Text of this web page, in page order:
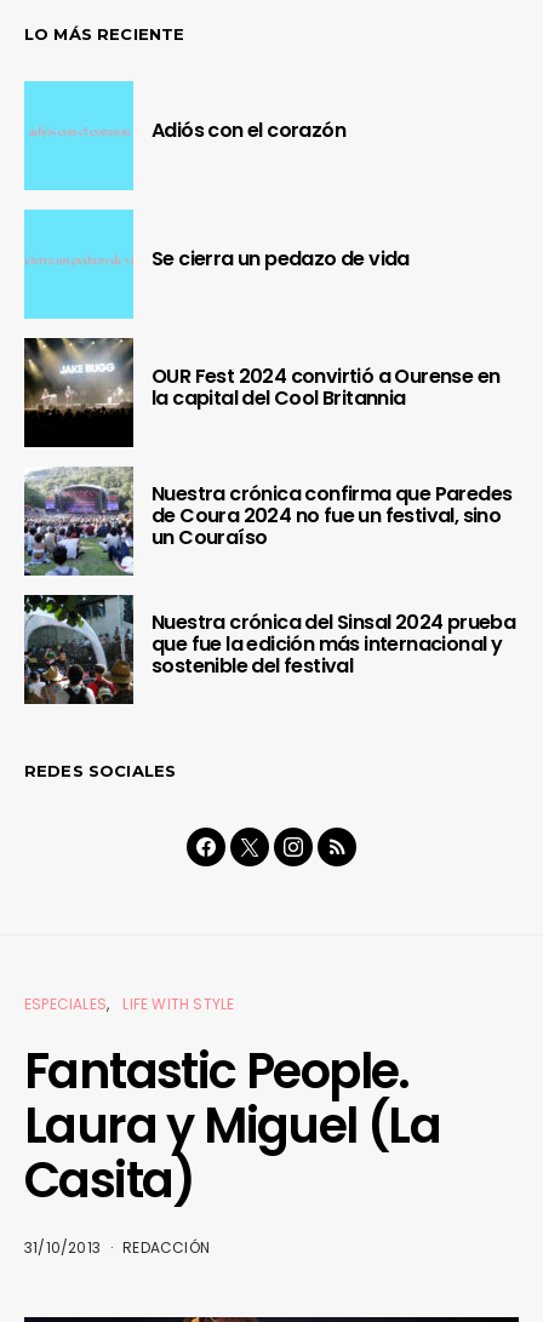
LO MÁS RECIENTE
Adiós con el corazón
Se cierra un pedazo de vida
OUR Fest 2024 convirtió a Ourense en
la capital del Cool Britannia
Nuestra crónica confirma que Paredes
de Coura 2024 no fue un festival, sino
un Couraíso
Nuestra crónica del Sinsal 2024 prueba
que fue la edición más internacional y
sostenible del festival
REDES SOCIALES
ESPECIALES LIFE WITH STYLE
Fantastic People.
Laura y Miguel (La
Casita)
31/10/2013 REDACCIÓN